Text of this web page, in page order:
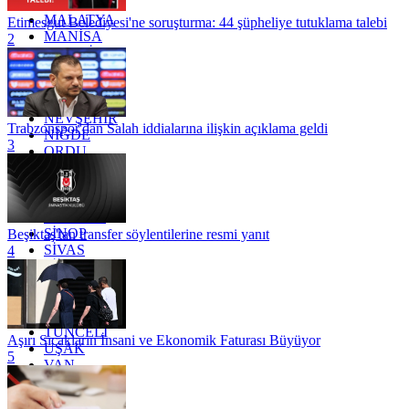
KİLİS
MALATYA
MANİSA
MARDİN
MERSİN
MUĞLA
MUŞ
NEVŞEHİR
NİĞDE
ORDU
OSMANİYE
RİZE
SAKARYA
SİNOP
SİVAS
SİİRT
TEKİRDAĞ
TOKAT
TRABZON
TUNCELİ
UŞAK
VAN
YALOVA
YOZGAT
Etimesgut Belediyesi'ne soruşturma: 44 şüpheliye tutuklama talebi
2
Trabzonspor'dan Salah iddialarına ilişkin açıklama geldi
3
Beşiktaş'tan transfer söylentilerine resmi yanıt
4
Aşırı Sıcakların İnsani ve Ekonomik Faturası Büyüyor
5